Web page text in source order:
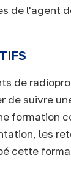
de l'agent
de
de suivre
formation
les
cette